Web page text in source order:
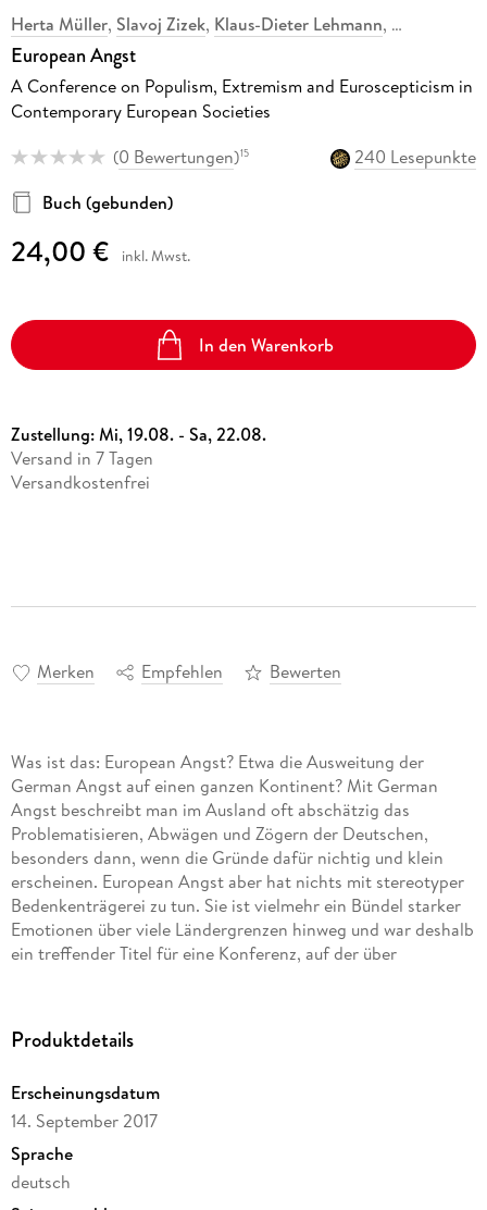
Herta Müller, Slavoj Zizek, Klaus-Dieter Lehmann,
European Angst
A Conference on Populism, Extremism and Euroscepticism in
Contemporary European Societies
(0 Bewertungen)15
240 Lesepunkte
Buch (gebunden)
24,00 € inkl. Mwst.
In den Warenkorb
Zustellung:Mi, 19.08. - Sa, 22.08.
Versand in 7 Tagen
Versandkostenfrei
Merken Empfehlen Bewerten
Was ist das: European Angst? Etwa die Ausweitung der
German Angst auf einen ganzen Kontinent? Mit German
Angst beschreibt man im Ausland oft abschätzig das
Problematisieren, Abwägen und Zögern der Deutschen,
besonders dann, wenn die Gründe dafür nichtig und klein
erscheinen. European Angst aber hat nichts mit stereotyper
Bedenkenträgerei zu tun. Sie ist vielmehr ein Bündel starker
Emotionen über viele Ländergrenzen hinweg und war deshalb
ein treffender Titel für eine Konferenz, auf der über
Produktdetails
Erscheinungsdatum
14. September 2017
Sprache
deutsch